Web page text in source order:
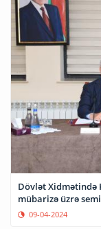
Dövlət Xidmətində
mübarizə üzrə
09-04-2024